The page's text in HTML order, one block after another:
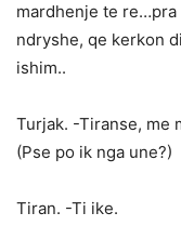
mardhenje te
ndryshe, qe kerkon
ishim..
Turjak. -Tiranse, me
(Pse po ik nga une?)
Tiran. -Ti ike.